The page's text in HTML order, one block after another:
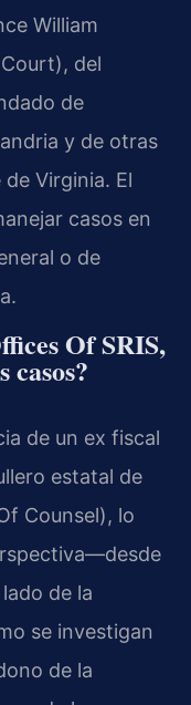
William
del
de
y de otras
Virginia. El
casos en
o de
Of SRIS,
casos?
de un ex fiscal
estatal de
Counsel), lo
de la
se investigan
de la